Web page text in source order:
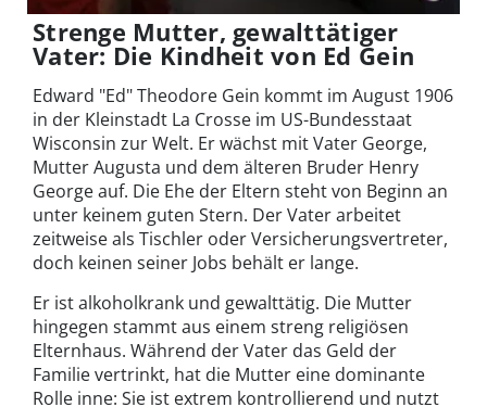
Strenge Mutter, gewalttätiger
Vater: Die Kindheit von Ed Gein
Edward "Ed" Theodore Gein kommt im August 1906
in der Kleinstadt La Crosse im US-Bundesstaat
Wisconsin zur Welt. Er wächst mit Vater George,
Mutter Augusta und dem älteren Bruder Henry
George auf. Die Ehe der Eltern steht von Beginn an
unter keinem guten Stern. Der Vater arbeitet
zeitweise als Tischler oder Versicherungsvertreter,
doch keinen seiner Jobs behält er lange.
Er ist alkoholkrank und gewalttätig. Die Mutter
hingegen stammt aus einem streng religiösen
Elternhaus. Während der Vater das Geld der
Familie vertrinkt, hat die Mutter eine dominante
Rolle inne: Sie ist extrem kontrollierend und nutzt